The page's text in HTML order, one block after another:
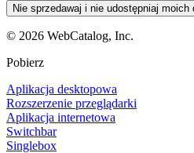
Nie sprzedawaj i nie udostępniaj moich
© 2026 WebCatalog, Inc.
Pobierz
Aplikacja desktopowa
Rozszerzenie przeglądarki
Aplikacja internetowa
Switchbar
Singlebox